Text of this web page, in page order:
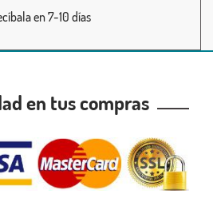
en 7-10 días
en tus compras